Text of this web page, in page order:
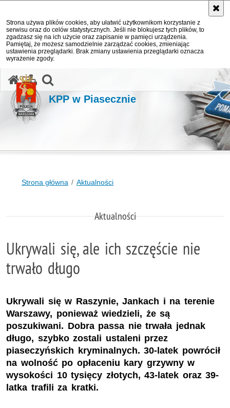
Strona używa plików cookies, aby ułatwić użytkownikom korzystanie z
serwisu oraz do celów statystycznych. Jeśli nie blokujesz tych plików, to
zgadzasz się na ich użycie oraz zapisanie w pamięci urządzenia.
Pamiętaj, że możesz samodzielnie zarządzać cookies, zmieniając
ustawienia przeglądarki. Brak zmiany ustawienia przeglądarki oznacza
wyrażenie zgody.
KPP w Piasecznie
Strona główna Aktualności
Aktualności
Ukrywali się, ale ich szczęście nie
trwało długo
Ukrywali się w Raszynie, Jankach i na terenie
Warszawy, ponieważ wiedzieli, że są
poszukiwani. Dobra passa nie trwała jednak
długo, szybko zostali ustaleni przez
piaseczyńskich kryminalnych. 30-latek powrócił
na wolność po opłaceniu kary grzywny w
wysokości 10 tysięcy złotych, 43-latek oraz 39-
latka trafili za kratki.